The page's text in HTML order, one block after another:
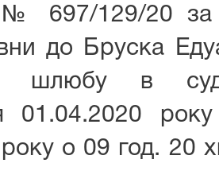
№ 697/129/20 за
до Бруска
шлюбу в
01.04.2020
о 09 год. 20